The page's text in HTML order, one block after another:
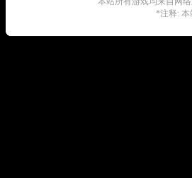
*注释: 本